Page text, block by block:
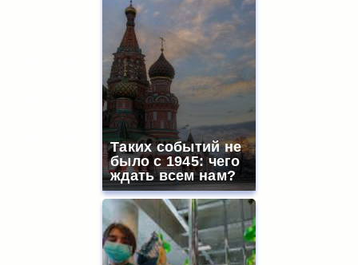
Таких событий не
было с 1945: чего
ждать всем нам?